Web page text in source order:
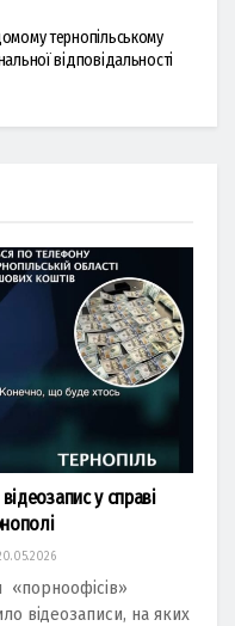
тернопільському
відповідальності
у справі
«порноофісів»
відеозаписи, на яких